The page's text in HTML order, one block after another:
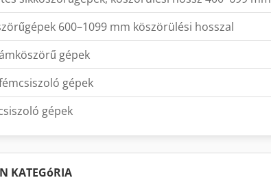
600–1099 mm köszörülési hosszal
gépek
gépek
gépek
KATEGóRIA